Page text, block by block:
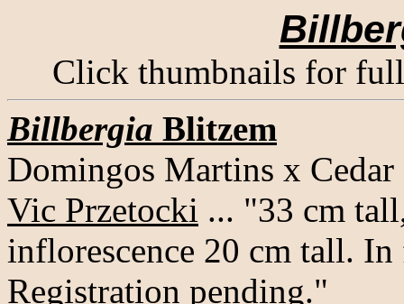
Click thumbnails for
Billbergia Blitzem
Domingos Martins x
Vic Przetocki ... "33 cm
inflorescence 20 cm tall.
Registration pending."